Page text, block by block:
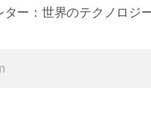
ー：世界のテクノロジ